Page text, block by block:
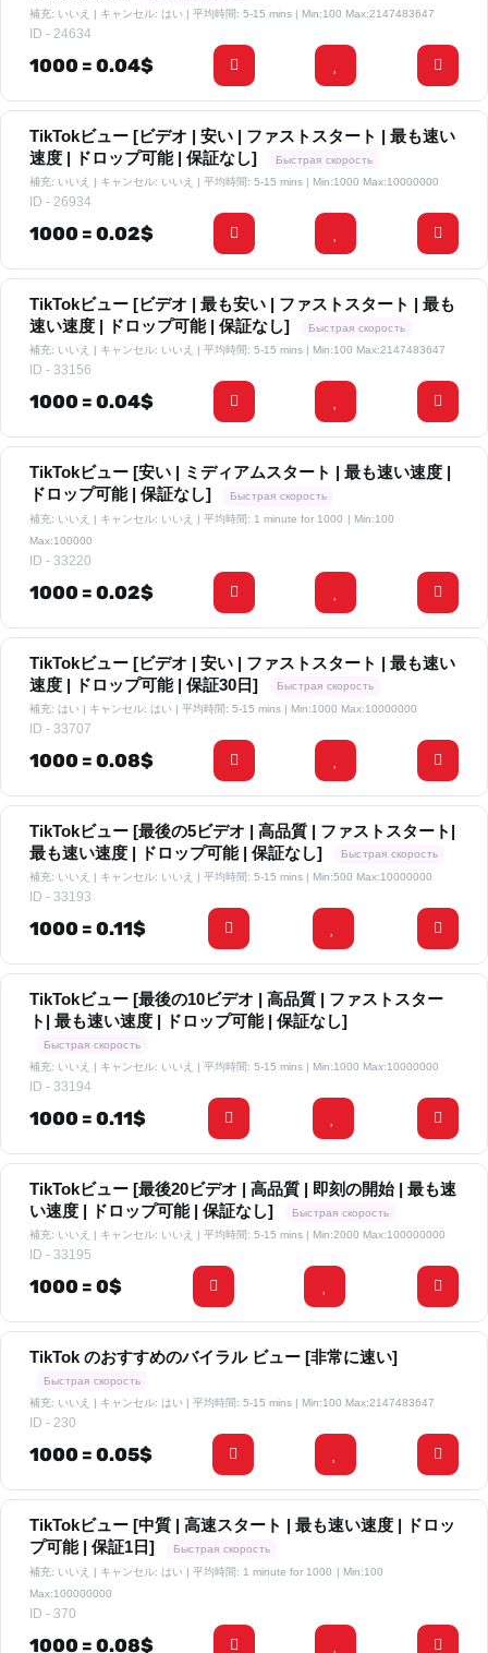
補充: いいえ | キャンセル: はい | 平均時間: 5-15 mins | Min:100 Max:2147483647
ID - 24634
1000 = 0.04$
TikTokビュー [ビデオ | 安い | ファストスタート | 最も速い
速度 | ドロップ可能 | 保証なし]
Быстрая скорость
補充: いいえ | キャンセル: いいえ | 平均時間: 5-15 mins | Min:1000 Max:10000000
ID - 26934
1000 = 0.02$
TikTokビュー [ビデオ | 最も安い | ファストスタート | 最も
速い速度 | ドロップ可能 | 保証なし]
Быстрая скорость
補充: いいえ | キャンセル: いいえ | 平均時間: 5-15 mins
| Min:100 Max:2147483647
ID - 33156
1000 = 0.04$
TikTokビュー [安い | ミディアムスタート | 最も速い速度 |
ドロップ可能 | 保証なし]
Быстрая скорость
補充: いいえ | キャンセル: いいえ | 平均時間: 1 minute for 1000 | Min:100
Max:100000
ID - 33220
1000 = 0.02$
TikTokビュー [ビデオ | 安い | ファストスタート | 最も速い
速度 | ドロップ可能 | 保証30日]
Быстрая скорость
補充: はい | キャンセル: はい | 平均時間: 5-15 mins | Min:1000 Max:10000000
ID - 33707
1000 = 0.08$
TikTokビュー [最後の5ビデオ | 高品質 | ファストスタート|
最も速い速度 | ドロップ可能 | 保証なし]
Быстрая скорость
補充: いいえ | キャンセル: いいえ | 平均時間: 5-15 mins | Min:500 Max:10000000
ID - 33193
1000 = 0.11$
TikTokビュー [最後の10ビデオ | 高品質 | ファストスター
ト| 最も速い速度 | ドロップ可能 | 保証なし]
Быстрая скорость
補充: いいえ | キャンセル: いいえ | 平均時間: 5-15 mins | Min:1000 Max:10000000
ID - 33194
1000 = 0.11$
TikTokビュー [最後20ビデオ | 高品質 | 即刻の開始 | 最も速
い速度 | ドロップ可能 | 保証なし]
Быстрая скорость
補充: いいえ | キャンセル: いいえ | 平均時間: 5-15 mins | Min:2000 Max:100000000
ID - 33195
1000 = 0$
TikTok のおすすめのバイラル ビュー [非常に速い]
Быстрая скорость
補充: いいえ | キャンセル: はい | 平均時間: 5-15 mins
| Min:100 Max:2147483647
ID - 230
1000 = 0.05$
TikTokビュー [中質 | 高速スタート | 最も速い速度 | ドロッ
プ可能 | 保証1日]
Быстрая скорость
補充: いいえ | キャンセル: はい | 平均時間: 1 minute for 1000 | Min:100
Max:100000000
ID - 370
1000 = 0.08$